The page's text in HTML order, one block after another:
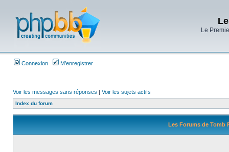
Le
Connexion M’enregistrer
Voir les messages sans réponses | Voir les sujets actifs
Index du forum
Les Forums de Tomb